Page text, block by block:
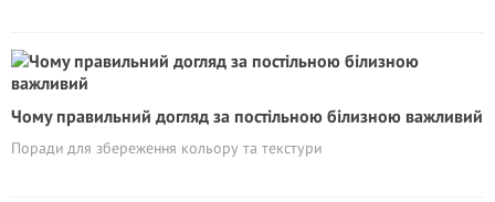
Чому правильний догляд за постільною білизною важливий
Поради для збереження кольору та текстури